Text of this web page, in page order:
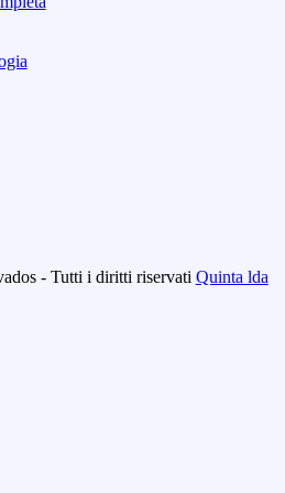
- Tutti i diritti riservati Quinta lda